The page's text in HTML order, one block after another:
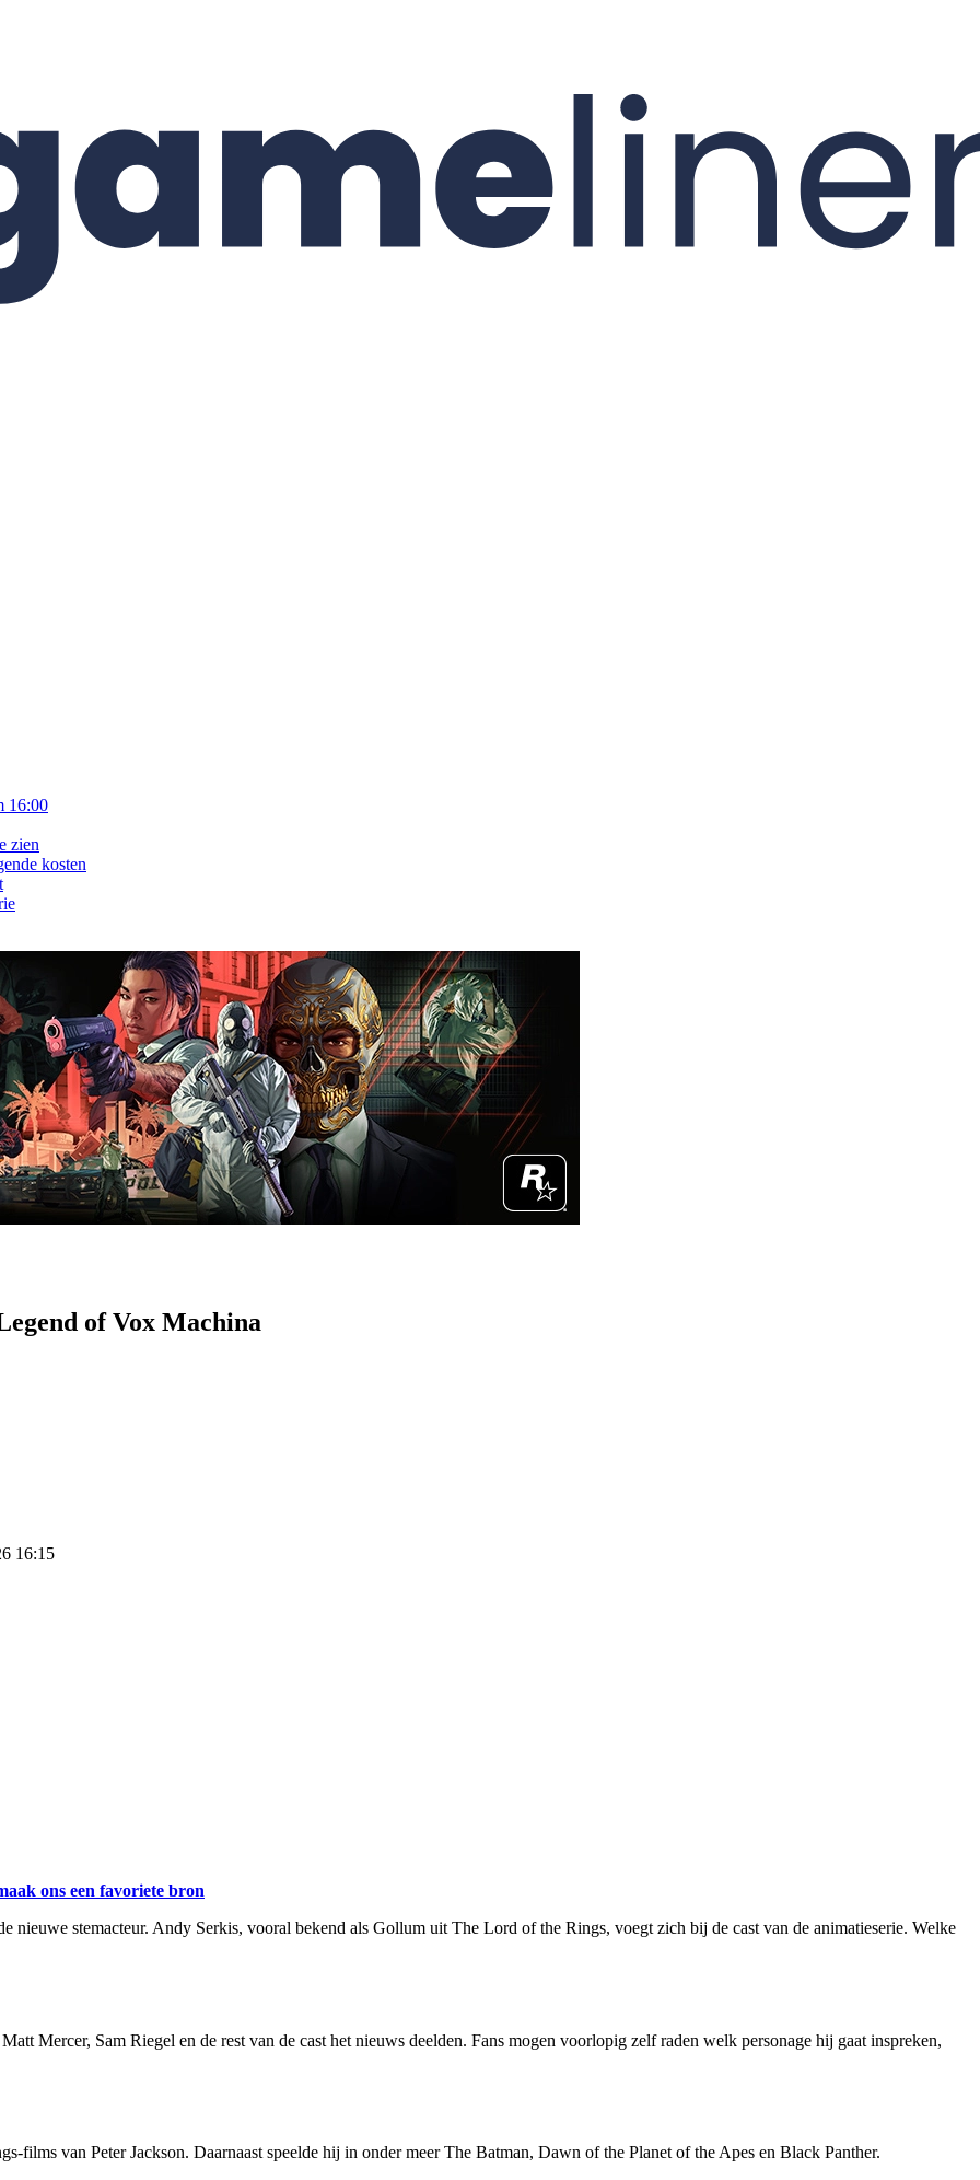
16:00
zien
kosten
of Vox Machina
16:15
ons een favoriete bron
nieuwe stemacteur. Andy Serkis, vooral bekend als Gollum uit The Lord of the Rings, voegt zich bij de cast van de animatieserie. Welke
Mercer, Sam Riegel en de rest van de cast het nieuws deelden. Fans mogen voorlopig zelf raden welk personage hij gaat inspreken,
van Peter Jackson. Daarnaast speelde hij in onder meer The Batman, Dawn of the Planet of the Apes en Black Panther.